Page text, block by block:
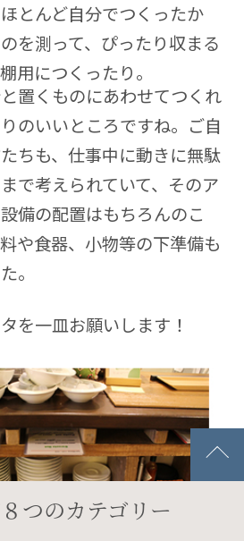
とんど自分でつくったか
を測って、ぴったり収まる
用につくったり。
置くものにあわせてつくれ
のいいところですね。ご自
ちも、仕事中に動きに無駄
で考えられていて、そのア
備の配置はもちろんのこ
や食器、小物等の下準備も
。
を一皿お願いします！
つのカテゴリー